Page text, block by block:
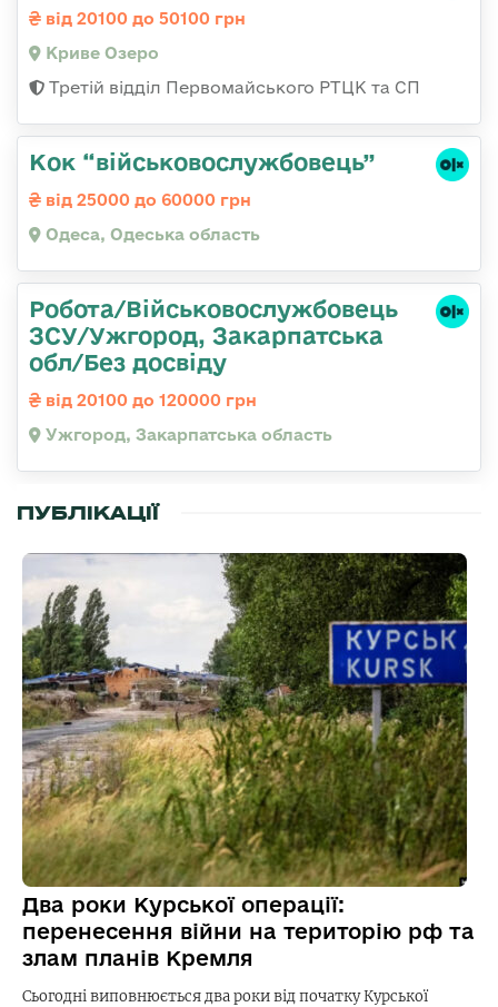
від 20100 до 50100 грн
Криве Озеро
Третій відділ Первомайського РТЦК та СП
Кок “військовослужбовець”
від 25000 до 60000 грн
Одеса, Одеська область
Робота/Військовослужбовець
ЗСУ/Ужгород, Закарпатська
обл/Без досвіду
від 20100 до 120000 грн
Ужгород, Закарпатська область
ПУБЛІКАЦІЇ
Два роки Курської операції:
перенесення війни на територію рф та
злам планів Кремля
Сьогодні виповнюється два роки від початку Курської